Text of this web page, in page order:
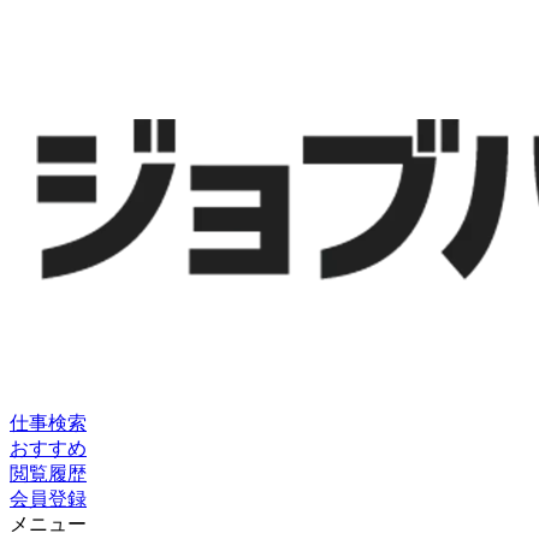
仕事検索
おすすめ
閲覧履歴
会員登録
メニュー